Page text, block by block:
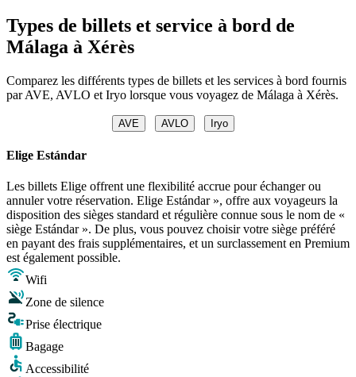
Types de billets et service à bord de
Málaga à Xérès
Comparez les différents types de billets et les services à bord fournis
par AVE, AVLO et Iryo lorsque vous voyagez de Málaga à Xérès.
AVE AVLO Iryo
Elige Estándar
Les billets Elige offrent une flexibilité accrue pour échanger ou
annuler votre réservation. Elige Estándar », offre aux voyageurs la
disposition des sièges standard et régulière connue sous le nom de «
siège Estándar ». De plus, vous pouvez choisir votre siège préféré
en payant des frais supplémentaires, et un surclassement en Premium
est également possible.
Wifi
Zone de silence
Prise électrique
Bagage
Accessibilité